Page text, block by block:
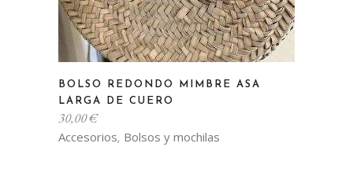
producto
Accesorios, Bolsos y mochilas
BOLSO REDONDO MIMBRE ASA
LARGA DE CUERO
30,00€